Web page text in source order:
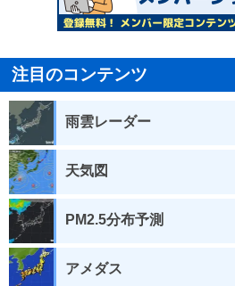
注目のコンテンツ
雨雲レーダー
天気図
PM2.5分布予測
アメダス